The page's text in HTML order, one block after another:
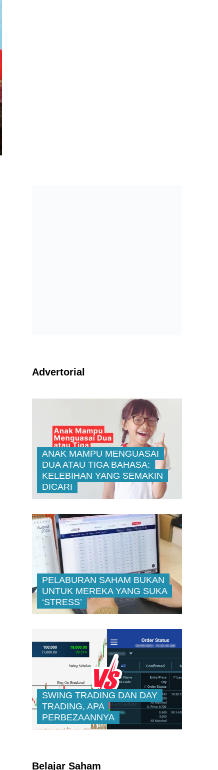
Advertorial
ANAK MAMPU MENGUASAI
DUA ATAU TIGA BAHASA:
KELEBIHAN YANG SEMAKIN
DICARI
PELABURAN SAHAM BUKAN
UNTUK MEREKA YANG SUKA
‘STRESS’
SWING TRADING DAN DAY
TRADING, APA
PERBEZAANNYA
Belajar Saham